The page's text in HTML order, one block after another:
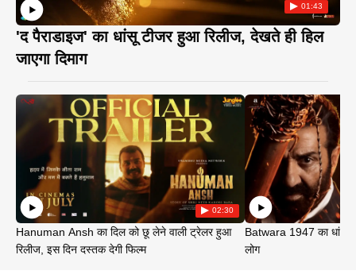
01:43
'द पैराडाइज' का धांसू टीजर हुआ रिलीज, देखते ही हिल
जाएगा दिमाग
02:30
Hanuman Ansh का दिल को छू लेने वाली ट्रेलर हुआ
रिलीज, इस दिन दस्तक देगी फिल्म
Batwara 1947 का धांसू
लोग